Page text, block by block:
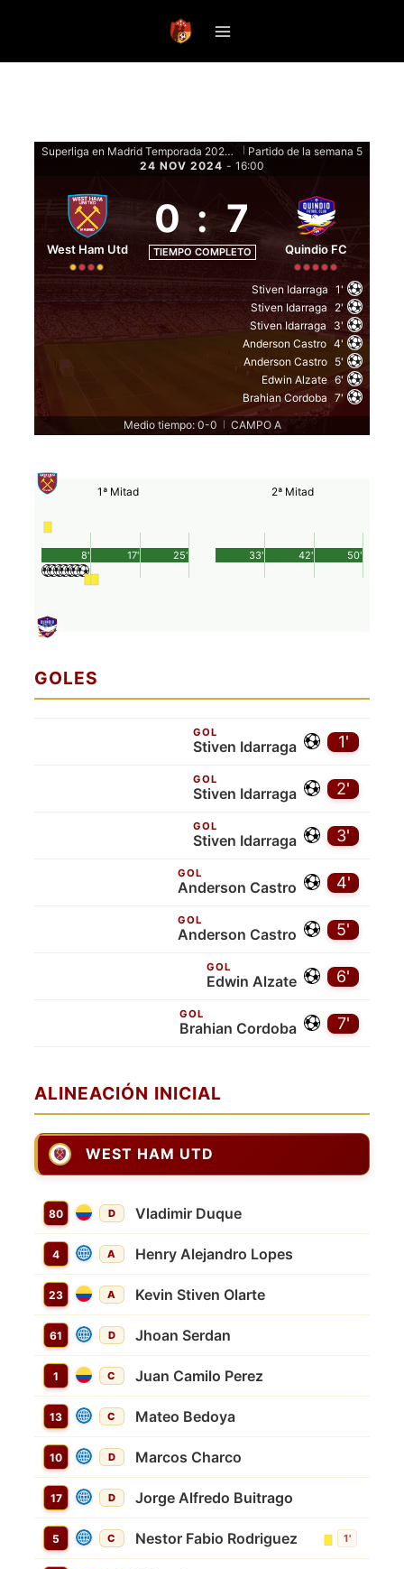
Superliga en Madrid Temporada 2024-25 - Fase de grupos
Partido de la semana 5
24 NOV 2024 - 16:00
West Ham Utd
0 : 7
TIEMPO COMPLETO Quindio FC
Stiven Idarraga 1'
Stiven Idarraga 2'
Stiven Idarraga 3'
Anderson Castro 4'
Anderson Castro 5'
Edwin Alzate 6'
Brahian Cordoba 7'
Medio tiempo: 0-0
CAMPO A
1ª Mitad
25'
8' 17'
2ª Mitad
50'
33' 42'
GOLES
1'
GOL
Stiven Idarraga
2'
GOL
Stiven Idarraga
3'
GOL
Stiven Idarraga
4'
GOL
Anderson Castro
5'
GOL
Anderson Castro
6'
GOL
Edwin Alzate
7'
GOL
Brahian Cordoba
ALINEACIÓN INICIAL
WEST HAM UTD
80 D Vladimir Duque
4 A Henry Alejandro Lopes
23 A Kevin Stiven Olarte
61 D Jhoan Serdan
1 C Juan Camilo Perez
13 C Mateo Bedoya
10 D Marcos Charco
17 D Jorge Alfredo Buitrago
5 C Nestor Fabio Rodriguez 1'